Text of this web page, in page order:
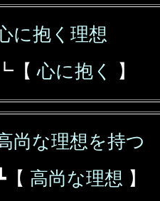
に抱く理想
┗【心に抱く 】
尚な理想を持つ
【 高尚な理想 】